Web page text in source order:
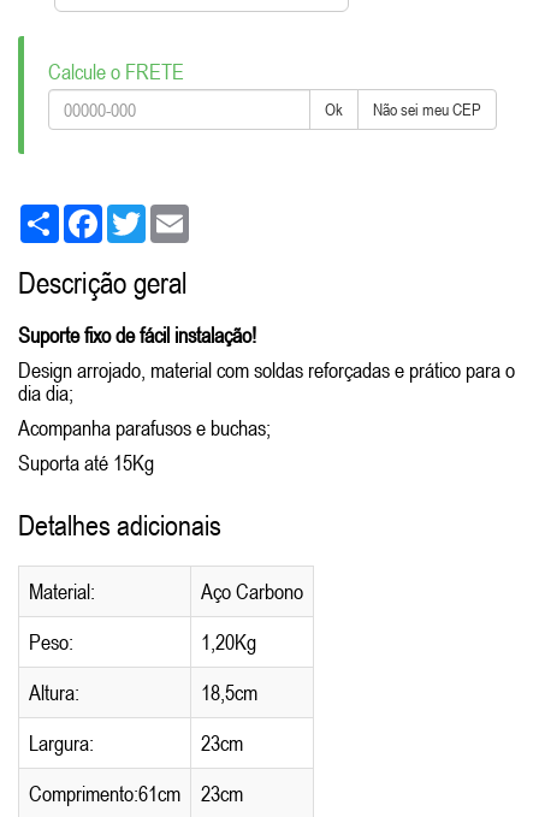
Calcule o FRETE
Ok Não sei meu CEP
Share FacebookTwitter
Descrição geral
Suporte fixo de fácil instalação!
Design arrojado, material com soldas reforçadas e prático para o
dia dia;
Acompanha parafusos e buchas;
Suporta até 15Kg
Detalhes adicionais
Material:
Aço Carbono
Peso:
1,20Kg
Altura:
18,5cm
Largura:
23cm
Comprimento:61cm
23cm